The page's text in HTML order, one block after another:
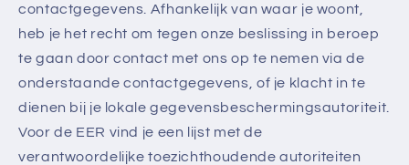
contactgegevens. Afhankelijk van waar je woont,
heb je het recht om tegen onze beslissing in beroep
te gaan door contact met ons op te nemen via de
onderstaande contactgegevens, of je klacht in te
dienen bij je lokale gegevensbeschermingsautoriteit.
Voor de EER vind je een lijst met de
verantwoordelijke toezichthoudende autoriteiten